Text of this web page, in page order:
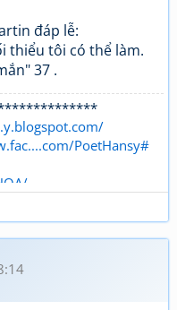
đáp lễ:
thiểu tôi có thể làm.
37 .
PoetHansy#